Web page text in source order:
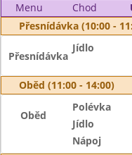
Menu Chod
Přesnídávka (10:00 -
Přesnídávka
Jídlo
Oběd (11:00 - 14:00)
Oběd
Polévka
Jídlo
Nápoj